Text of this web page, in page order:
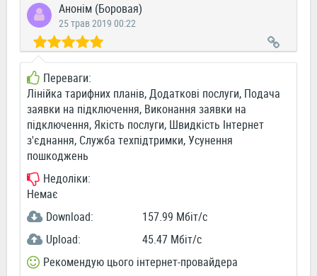
Анонім (Боровая)
25 трав 2019 00:22
Переваги:
Лінійка тарифних планів, Додаткові послуги, Подача
заявки на підключення, Виконання заявки на
підключення, Якість послуги, Швидкість Інтернет
з'єднання, Служба техпідтримки, Усунення
пошкоджень
Недоліки:
Немає
Download:
157.99 Мбіт/c
Upload:
45.47 Мбіт/c
Рекомендую цього інтернет-провайдера